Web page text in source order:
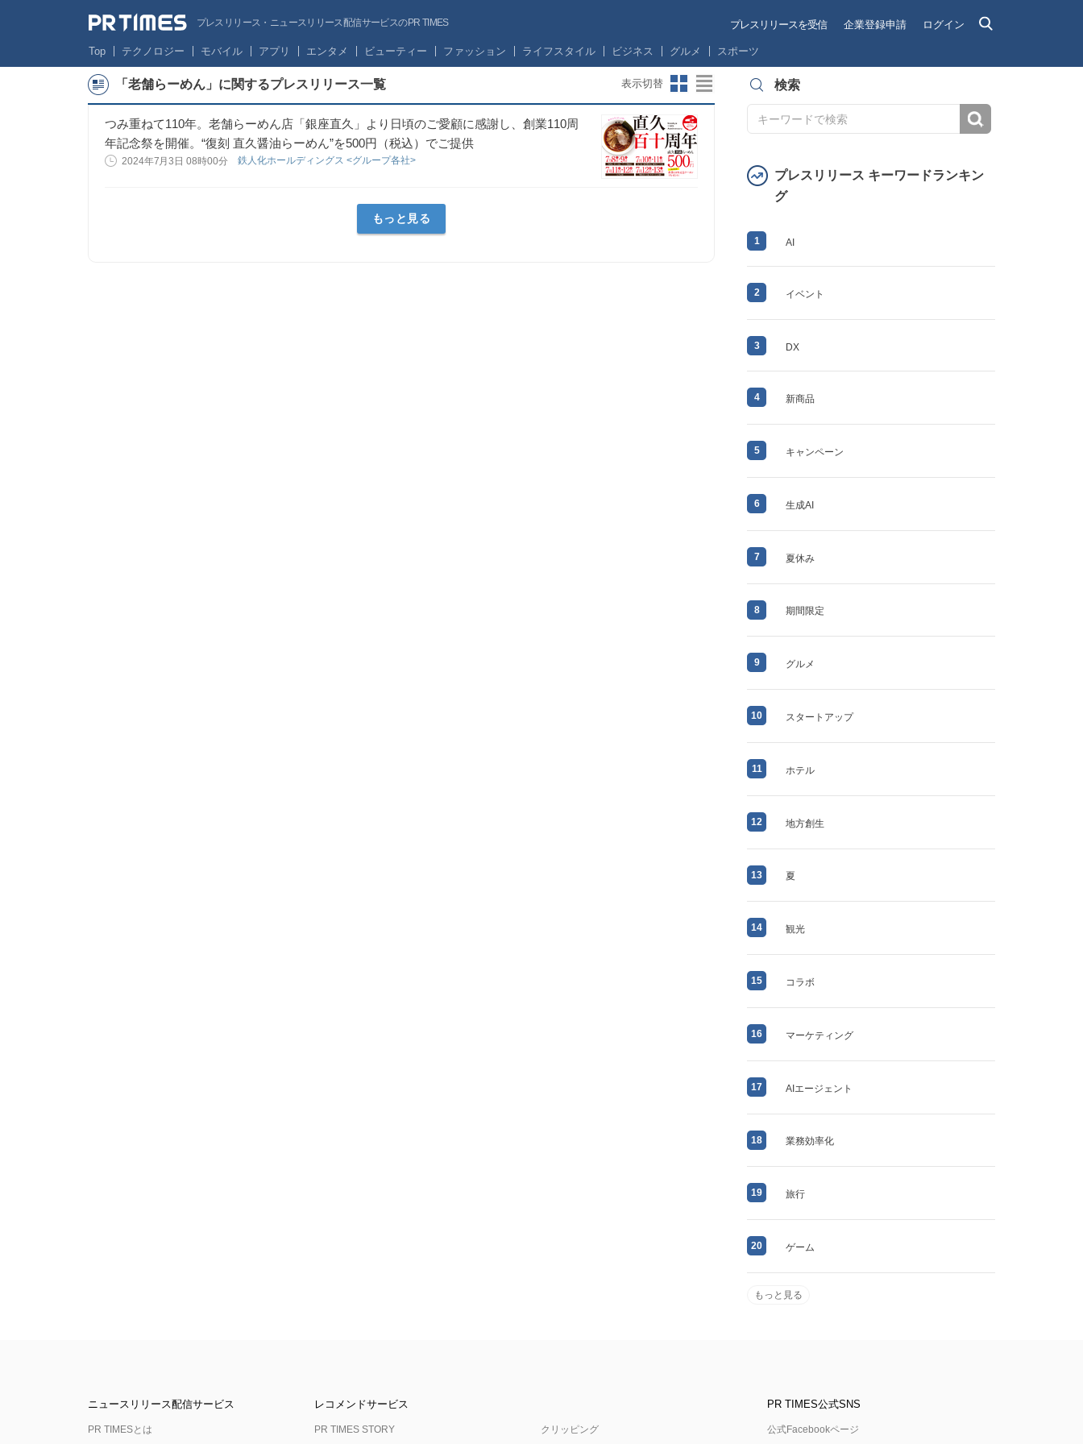
プレスリリース・ニュースリリース配信サービスのPR TIMES プレスリリースを受信 企業登録申請 ログイン
Top テクノロジー モバイル アプリ エンタメ ビューティー ファッション ライフスタイル ビジネス グルメ スポーツ
「老舗らーめん」に関するプレスリリース一覧 表示切替
つみ重ねて110年。老舗らーめん店「銀座直久」より日頃のご愛顧に感謝し、創業110周
年記念祭を開催。“復刻 直久醤油らーめん”を500円（税込）でご提供
2024年7月3日 08時00分 鉄人化ホールディングス <グループ各社>
もっと見る
検索
プレスリリース キーワードランキン
グ
1 AI
2 イベント
3 DX
4 新商品
5 キャンペーン
6 生成AI
7 夏休み
8 期間限定
9 グルメ
10 スタートアップ
11 ホテル
12 地方創生
13 夏
14 観光
15 コラボ
16 マーケティング
17 AIエージェント
18 業務効率化
19 旅行
20 ゲーム
もっと見る
ニュースリリース配信サービス
PR TIMESとは
レコメンドサービス
PR TIMES STORY クリッピング
PR TIMES公式SNS
公式Facebookページ